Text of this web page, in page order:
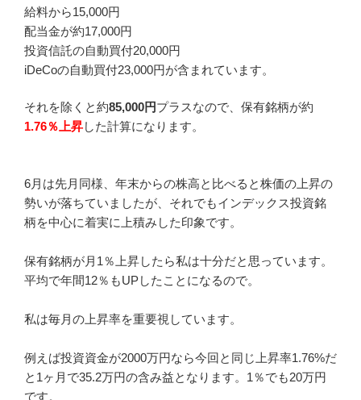
給料から15,000円
配当金が約17,000円
投資信託の自動買付20,000円
iDeCoの自動買付23,000円が含まれています。
それを除くと約85,000円プラスなので、保有銘柄が約
1.76％上昇した計算になります。
6月は先月同様、年末からの株高と比べると株価の上昇の
勢いが落ちていましたが、それでもインデックス投資銘
柄を中心に着実に上積みした印象です。
保有銘柄が月1％上昇したら私は十分だと思っています。
平均で年間12％もUPしたことになるので。
私は毎月の上昇率を重要視しています。
例えば投資資金が2000万円なら今回と同じ上昇率1.76%だ
と1ヶ月で35.2万円の含み益となります。1％でも20万円
です。